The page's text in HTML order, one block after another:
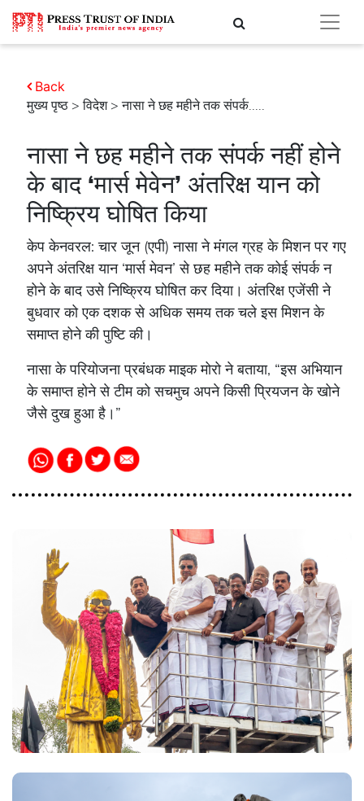
मुख्य पृष्ठ >विदेश> नासा ने छह महीने तक संपर्क.....
Back
नासा ने छह महीने तक संपर्क नहीं होने
के बाद ‘मार्स मेवेन’ अंतरिक्ष यान को
निष्क्रिय घोषित किया
केप केनवरल: चार जून (एपी) नासा ने मंगल ग्रह के मिशन पर गए
अपने अंतरिक्ष यान ‘मार्स मेवन’ से छह महीने तक कोई संपर्क न
होने के बाद उसे निष्क्रिय घोषित कर दिया। अंतरिक्ष एजेंसी ने
बुधवार को एक दशक से अधिक समय तक चले इस मिशन के
समाप्त होने की पुष्टि की।
नासा के परियोजना प्रबंधक माइक मोरो ने बताया, “इस अभियान
के समाप्त होने से टीम को सचमुच अपने किसी प्रियजन के खोने
जैसे दुख हुआ है।”